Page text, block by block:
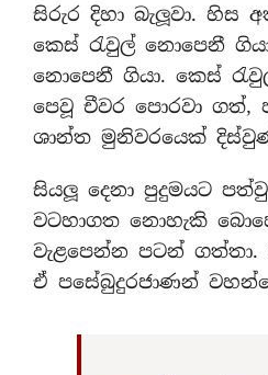
සිරුර දිහා බැලූවා. හිස
කෙස් රැවුල් නොපෙනී
නොපෙනී ගියා. කෙස්
පෙවූ චීවර පොරවා ගත්,
ශාන්ත මුනිවරයෙක්
සියලූ දෙනා පුදුමයට
වටහාගත නොහැකි
වැළපෙන්න පටන්
ඒ පසේබුදුරජාණන්